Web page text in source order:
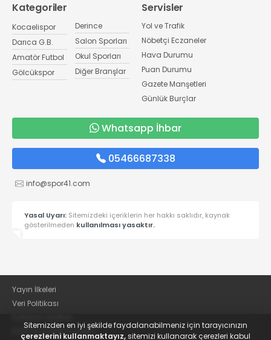
Kategoriler
Kocaelispor
Darıca G.B.
Amatör Futbol
Gölcükspor
Derince
Salon Sporları
Okul Sporları
Diğer Branşlar
Servisler
Yol ve Trafik
Nöbetçi Eczaneler
Hava Durumu
Puan Durumu
Gazete Manşetleri
Günlük Burçlar
Whatsapp İhbar
05466687338
info@spor41.com
Yasal Uyarı: Sitemizdeki içeriklerin her hakkı saklıdır, kaynak
gösterilmeden kullanılması yasaktır.
Yayın İlkeleri
Veri Politikası
KVKK Aydınlatma Metni
Sitemizden en iyi şekilde faydalanabilmeniz için tarayıcınızın
çerezlerini kullanmaktayız,sitemizi kullanarak çerezleri kabul